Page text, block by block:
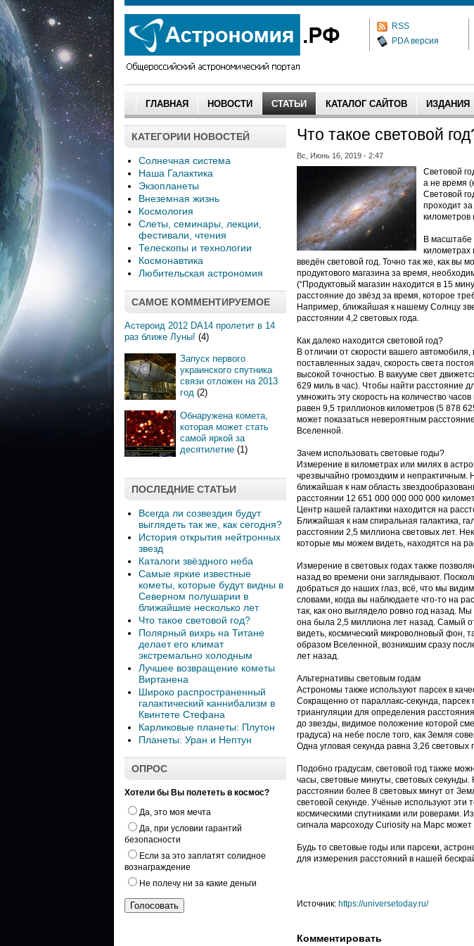
RSS
PDA версия
ГЛАВНАЯ НОВОСТИ СТАТЬИ КАТАЛОГ САЙТОВ ИЗДАНИЯ
КАТЕГОРИИ НОВОСТЕЙ
Солнечная система
Наша Галактика
Экзопланеты
Внеземная жизнь
Космология
Слеты, семинары, лекции,
фестивали, чтения
Телескопы и технологии
Космонавтика
Любительская астрономия
САМОЕ КОММЕНТИРУЕМОЕ
Астероид 2012 DA14 пролетит в 14
раз ближе Луны! (4)
Запуск первого
украинского спутника
связи отложен на 2013
год (2)
Обнаружена комета,
которая может стать
самой яркой за
десятилетие (1)
ПОСЛЕДНИЕ СТАТЬИ
Всегда ли созвездия будут
выглядеть так же, как сегодня?
История открытия нейтронных
звезд
Каталоги звёздного неба
Самые яркие известные
кометы, которые будут видны в
Северном полушарии в
ближайшие несколько лет
Что такое световой год?
Полярный вихрь на Титане
делает его климат
экстремально холодным
Лучшее возвращение кометы
Виртанена
Широко распространенный
галактический каннибализм в
Квинтете Стефана
Карликовые планеты: Плутон
Планеты: Уран и Нептун
ОПРОС
Хотели бы Вы полететь в космос?
Да, это моя мечта
Да, при условии гарантий
безопасности
Если за это заплатят солидное
вознаграждение
Не полечу ни за какие деньги
Что такое световой
Вс, Июнь 16, 2019 - 2:47
Световой
а не время
Световой
проходит
километров
В масштабе
километрах
введён световой год. Точно так же, как вы
продуктового магазина за время,
(“Продуктовый магазин находится в 15
расстояние до звёзд за время, которое
Например, ближайшая к нашему Солнцу
расстоянии 4,2 световых года.
Как далеко находится световой год?
В отличии от скорости вашего
поставленных задач, скорость света
высокой точностью. В вакууме свет
629 миль в час). Чтобы найти расстояние
умножить эту скорость на количество
равен 9,5 триллионов километров (5 878
может показаться невероятным
Вселенной.
Зачем использовать световые годы?
Измерение в километрах или милях в
чрезвычайно громоздким и непрактичным.
ближайшая к нам область
расстоянии 12 651 000 000 000 000
Центр нашей галактики находится на
Ближайшая к нам спиральная галактика,
расстоянии 2,5 миллиона световых лет.
которые мы можем видеть, находятся на
Измерение в световых годах также
назад во времени они заглядывают.
добраться до наших глаз, всё, что мы
словами, когда вы наблюдаете что-то на
так, как оно выглядело ровно год назад.
она была 2,5 миллиона лет назад. Самый
видеть, космический микроволновый фон,
образом Вселенной, возникшим сразу
лет назад.
Альтернативы световым годам
Астрономы также используют парсек в
Сокращенно от параллакс-секунда, парсек
триангуляции для определения
до звезды, видимое положение которой
градуса) на небе после того, как Земля
Одна угловая секунда равна 3,26 световых
Подобно градусам, световой год также
часы, световые минуты, световых
расстоянии более 8 световых минут от
световой секунде. Учёные используют эти
космическими спутниками или роверами.
сигнала марсоходу Curiosity на Марс может
Будь то световые годы или парсеки,
для измерения расстояний в нашей
Источник: https://universetoday.ru/
Комментировать